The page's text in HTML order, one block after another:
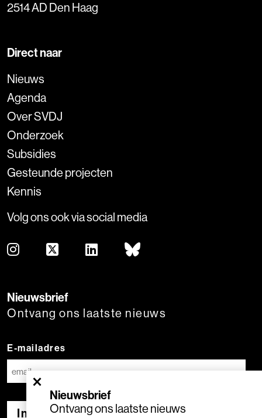
×
Nieuwsbrief
Ontvang ons laatste nieuws
2514 AD Den Haag
Direct naar
Nieuws
Agenda
Over SVDJ
Onderzoek
Subsidies
Gesteunde projecten
Kennis
Volg ons ook via social media
Nieuwsbrief
Ontvang ons laatste nieuws
E-mailadres
Inschrijven